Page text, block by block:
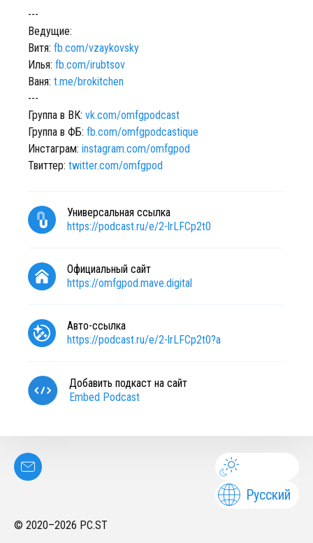
---
Ведущие:
Витя: fb.com/vzaykovsky
Илья: fb.com/irubtsov
Ваня: t.me/brokitchen
---
Группа в ВК: vk.com/omfgpodcast
Группа в ФБ: fb.com/omfgpodcastique
Инстаграм: instagram.com/omfgpod
Твиттер: twitter.com/omfgpod
Универсальная ссылка
https://podcast.ru/e/2-lrLFCp2t0
Официальный сайт
https://omfgpod.mave.digital
Авто-ссылка
https://podcast.ru/e/2-lrLFCp2t0?a
Добавить подкаст на сайт
Embed Podcast
Русский
© 2020–2026 PC.ST